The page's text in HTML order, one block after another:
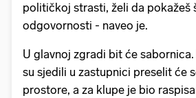
političkoj strasti, želi da pokažeš
odgovornosti - naveo je.
U glavnoj zgradi bit će
su sjedili u zastupnici preselit će
prostore, a za klupe je bio